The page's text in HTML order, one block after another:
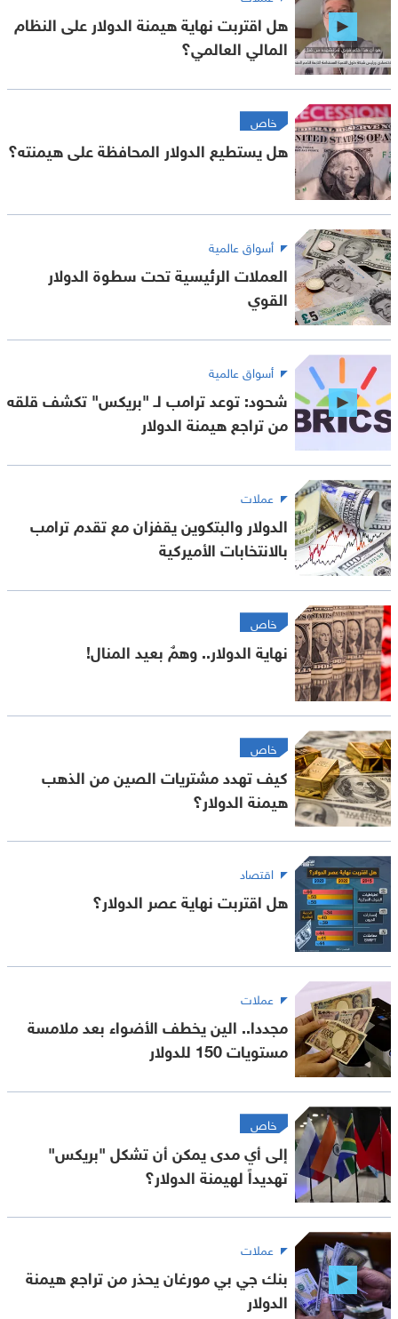
هل اقتربت نهاية هيمنة الدولار على النظام
المالي العالمي؟
خاص
هل يستطيع الدولار المحافظة على هيمنته؟
أسواق عالمية
العملات الرئيسية تحت سطوة الدولار
القوي
أسواق عالمية
شحود: توعد ترامب لـ "بريكس" تكشف قلقه
من تراجع هيمنة الدولار
عملات
الدولار والبتكوين يقفزان مع تقدم ترامب
بالانتخابات الأميركية
خاص
نهاية الدولار.. وهمٌ بعيد المنال!
خاص
كيف تهدد مشتريات الصين من الذهب
هيمنة الدولار؟
اقتصاد
هل اقتربت نهاية عصر الدولار؟
عملات
مجددا.. الين يخطف الأضواء بعد ملامسة
مستويات 150 للدولار
خاص
إلى أي مدى يمكن أن تشكل "بريكس"
تهديداً لهيمنة الدولار؟
عملات
بنك جي بي مورغان يحذر من تراجع هيمنة
الدولار